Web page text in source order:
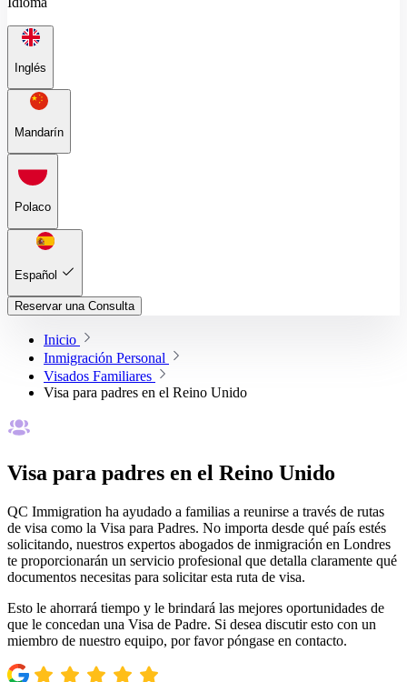
Inglés
Mandarín
Polaco
Español
Reservar una Consulta
Inicio
Inmigración Personal
Visados Familiares
Visa para padres en el Reino Unido
Visa para padres en el Reino Unido
QC Immigration ha ayudado a familias a reunirse a través de rutas
de visa como la Visa para Padres. No importa desde qué país estés
solicitando, nuestros expertos abogados de inmigración en Londres
te proporcionarán un servicio profesional que detalla claramente qué
documentos necesitas para solicitar esta ruta de visa.
Esto le ahorrará tiempo y le brindará las mejores oportunidades de
que le concedan una Visa de Padre. Si desea discutir esto con un
miembro de nuestro equipo, por favor póngase en contacto.